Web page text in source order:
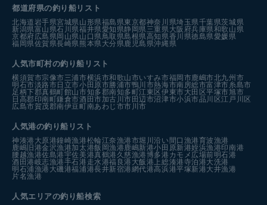
都道府県の釣り船リスト
北海道 岩手県宮城県 山形県福島県東京都神奈川県埼玉県千葉県茨城県
新潟県富山県石川県福井県愛知県静岡県 三重県 大阪府兵庫県和歌山県
京都府広島県岡山県 山口県 鳥取県島根県高知県香川県徳島県愛媛県
福岡県佐賀県長崎県 熊本県 大分県 鹿児島県沖縄県
人気市町村の釣り船リスト
横須賀市宗像市三浦市横浜市和歌山市いすみ市福岡市鹿嶋市北九州市
明石市淡路市日立市小田原市勝浦市鴨川市熱海市南房総市富津市糸島市
足柄下郡真鶴町館山市知多郡南知多町江東区伊東市大田区平塚市旭市
日高郡印南町鎌倉市酒田市加古川市田辺市沼津市小浜市品川区江戸川区
広島市賀茂郡南伊豆町南あわじ市市川市
人気港の釣り船リスト
神湊港 大原港鐘崎漁港松輪江奈漁港市堀川沿い 間口漁港育波漁港
鹿嶋旧港金沢漁港加太港飯岡漁港 鹿嶋新港小田原新港姪浜漁港印南港
腰越漁港佐島港宇佐美港真鶴港 久慈漁港博多港カモメ広場前明石港
酒田港岐志漁港手石港 走水港福良港 大飯港 上総湊港寺泊港大洗港
明石浦漁港 大磯港福浦港長井新宿港網代港高浜港平塚新港大井漁港
片名漁港
人気エリアの釣り船検索